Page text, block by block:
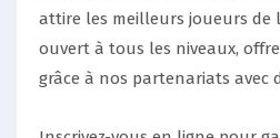
attire les meilleurs joueurs de
ouvert à tous les niveaux,
grâce à nos partenariats avec